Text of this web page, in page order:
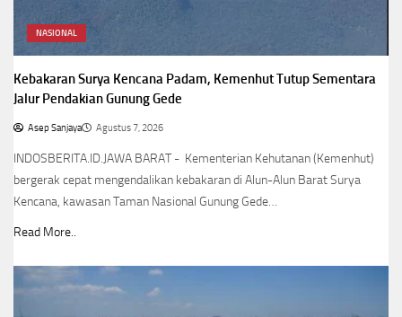
NASIONAL
Kebakaran Surya Kencana Padam, Kemenhut Tutup Sementara
Jalur Pendakian Gunung Gede
Asep Sanjaya Agustus 7, 2026
INDOSBERITA.ID.JAWA BARAT - Kementerian Kehutanan (Kemenhut)
bergerak cepat mengendalikan kebakaran di Alun-Alun Barat Surya
Kencana, kawasan Taman Nasional Gunung Gede…
Read More..